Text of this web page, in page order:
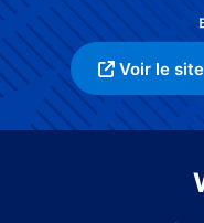
Voir le